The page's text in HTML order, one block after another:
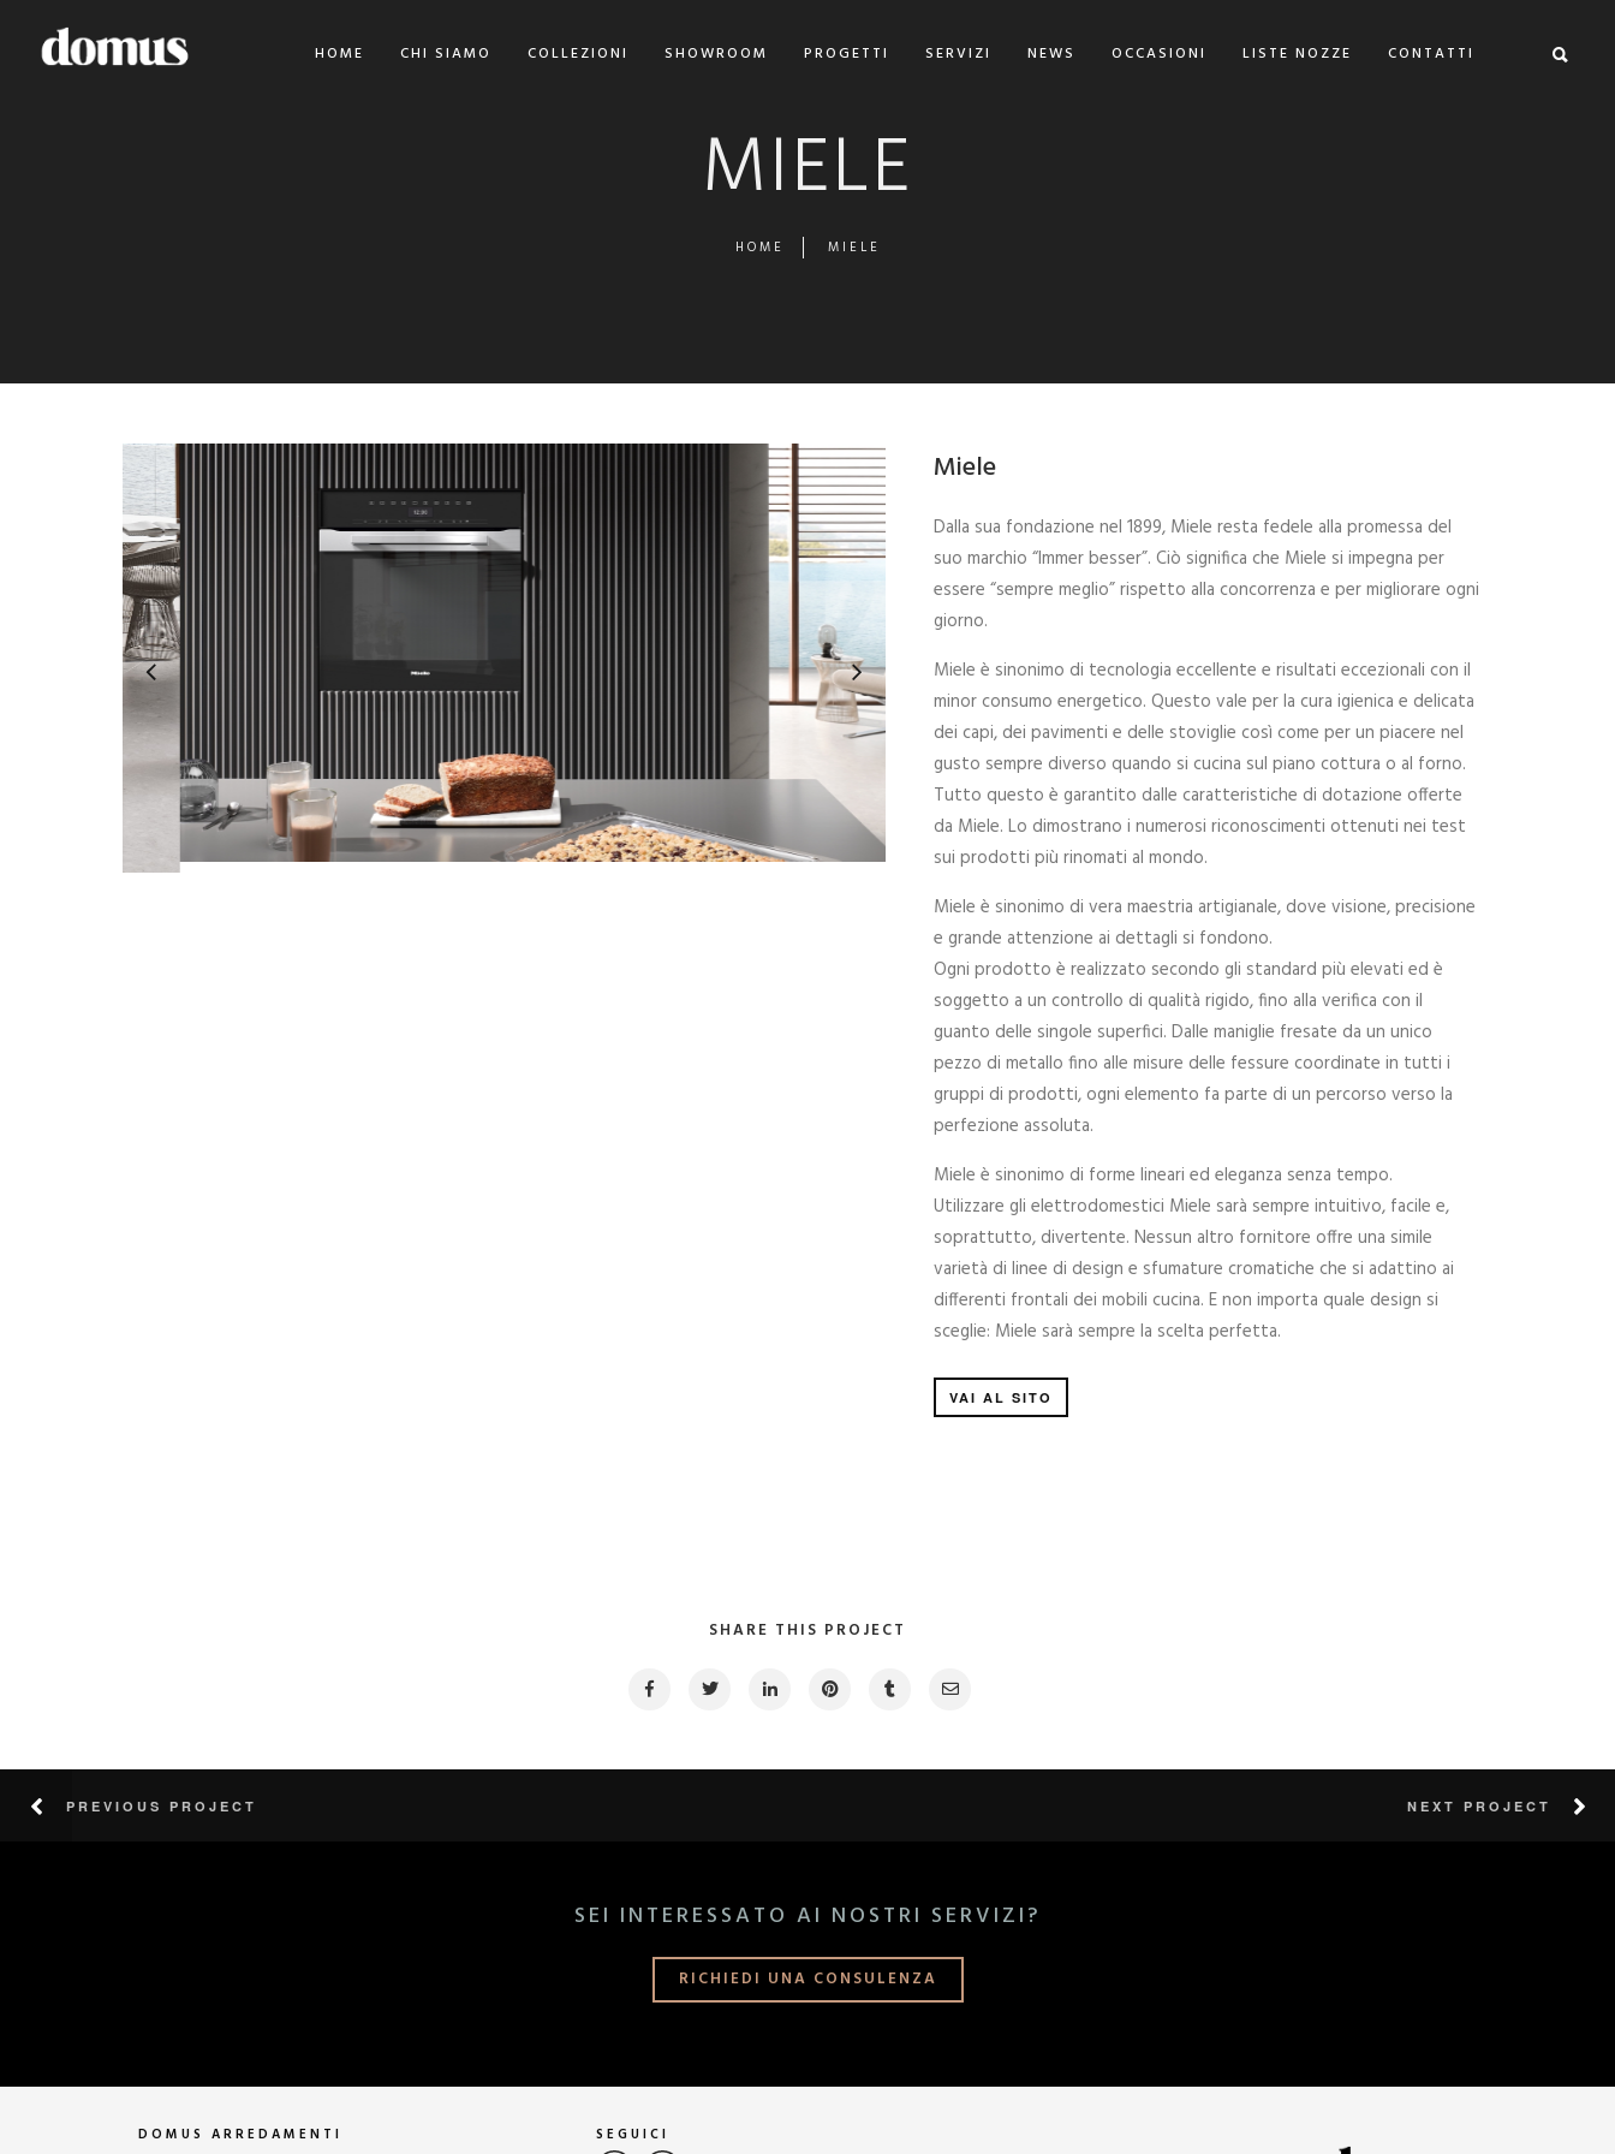
HOME CHI SIAMO COLLEZIONI SHOWROOM PROGETTI SERVIZI NEWS OCCASIONI LISTE NOZZE CONTATTI
MIELE
HOME MIELE
Miele
Dalla sua fondazione nel 1899, Miele resta fedele alla promessa del
suo marchio “Immer besser”. Ciò significa che Miele si impegna per
essere “sempre meglio” rispetto alla concorrenza e per migliorare ogni
giorno.
Miele è sinonimo di tecnologia eccellente e risultati eccezionali con il
minor consumo energetico. Questo vale per la cura igienica e delicata
dei capi, dei pavimenti e delle stoviglie così come per un piacere nel
gusto sempre diverso quando si cucina sul piano cottura o al forno.
Tutto questo è garantito dalle caratteristiche di dotazione offerte
da Miele. Lo dimostrano i numerosi riconoscimenti ottenuti nei test
sui prodotti più rinomati al mondo.
Miele è sinonimo di vera maestria artigianale, dove visione, precisione
e grande attenzione ai dettagli si fondono.
Ogni prodotto è realizzato secondo gli standard più elevati ed è
soggetto a un controllo di qualità rigido, fino alla verifica con il
guanto delle singole superfici. Dalle maniglie fresate da un unico
pezzo di metallo fino alle misure delle fessure coordinate in tutti i
gruppi di prodotti, ogni elemento fa parte di un percorso verso la
perfezione assoluta.
Miele è sinonimo di forme lineari ed eleganza senza tempo.
Utilizzare gli elettrodomestici Miele sarà sempre intuitivo, facile e,
soprattutto, divertente. Nessun altro fornitore offre una simile
varietà di linee di design e sfumature cromatiche che si adattino ai
differenti frontali dei mobili cucina. E non importa quale design si
sceglie: Miele sarà sempre la scelta perfetta.
VAI AL SITO
SHARE THIS PROJECT
PREVIOUS PROJECT NEXT PROJECT
SEI INTERESSATO AI NOSTRI SERVIZI?
RICHIEDI UNA CONSULENZA
DOMUS ARREDAMENTI SEGUICI